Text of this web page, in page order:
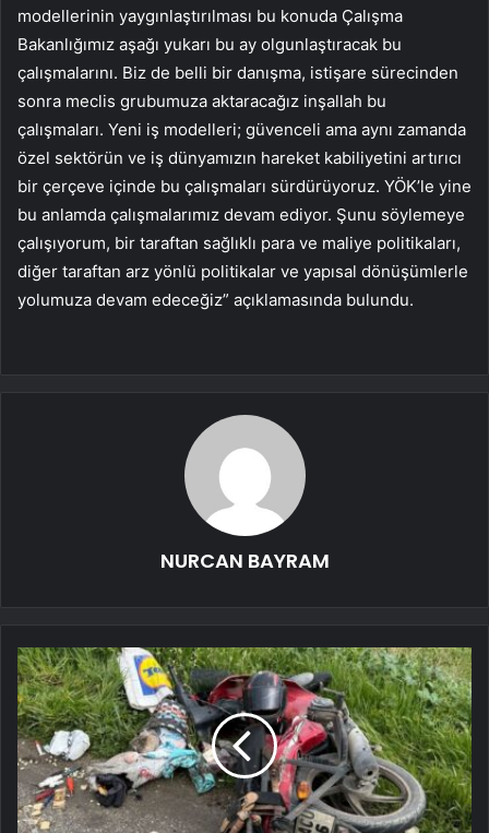
modellerinin yaygınlaştırılması bu konuda Çalışma
Bakanlığımız aşağı yukarı bu ay olgunlaştıracak bu
çalışmalarını. Biz de belli bir danışma, istişare sürecinden
sonra meclis grubumuza aktaracağız inşallah bu
çalışmaları. Yeni iş modelleri; güvenceli ama aynı zamanda
özel sektörün ve iş dünyamızın hareket kabiliyetini artırıcı
bir çerçeve içinde bu çalışmaları sürdürüyoruz. YÖK’le yine
bu anlamda çalışmalarımız devam ediyor. Şunu söylemeye
çalışıyorum, bir taraftan sağlıklı para ve maliye politikaları,
diğer taraftan arz yönlü politikalar ve yapısal dönüşümlerle
yolumuza devam edeceğiz” açıklamasında bulundu.
NURCAN BAYRAM